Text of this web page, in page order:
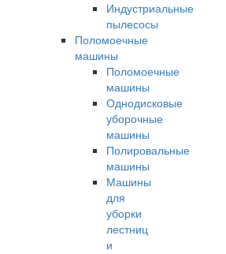
Индустриальные
пылесосы
Поломоечные
машины
Поломоечные
машины
Однодисковые
уборочные
машины
Полировальные
машины
Машины
для
уборки
лестниц
и